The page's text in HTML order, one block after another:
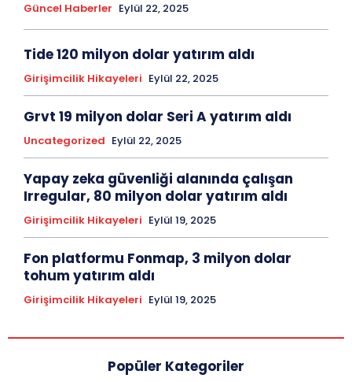
Güncel Haberler Eylül 22, 2025
Tide 120 milyon dolar yatırım aldı
Girişimcilik Hikayeleri Eylül 22, 2025
Grvt 19 milyon dolar Seri A yatırım aldı
Uncategorized Eylül 22, 2025
Yapay zeka güvenliği alanında çalışan
Irregular, 80 milyon dolar yatırım aldı
Girişimcilik Hikayeleri Eylül 19, 2025
Fon platformu Fonmap, 3 milyon dolar
tohum yatırım aldı
Girişimcilik Hikayeleri Eylül 19, 2025
Popüler Kategoriler